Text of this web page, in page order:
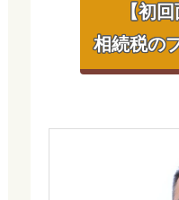
【初
相続税の